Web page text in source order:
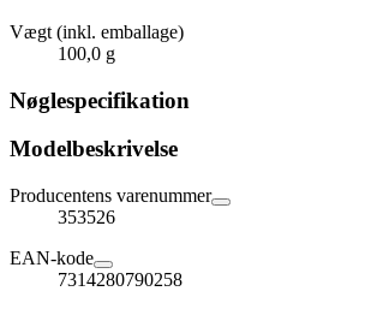
Vægt (inkl. emballage)
100,0 g
Nøglespecifikation
Modelbeskrivelse
Producentens varenummer
353526
EAN-kode
7314280790258